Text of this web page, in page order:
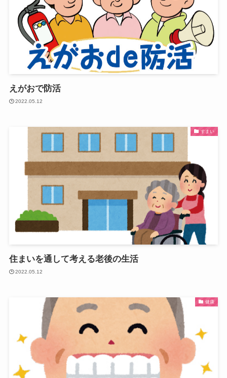
えがおで防活
2022.05.12
すまい
住まいを通して考える老後の生活
2022.05.12
健康